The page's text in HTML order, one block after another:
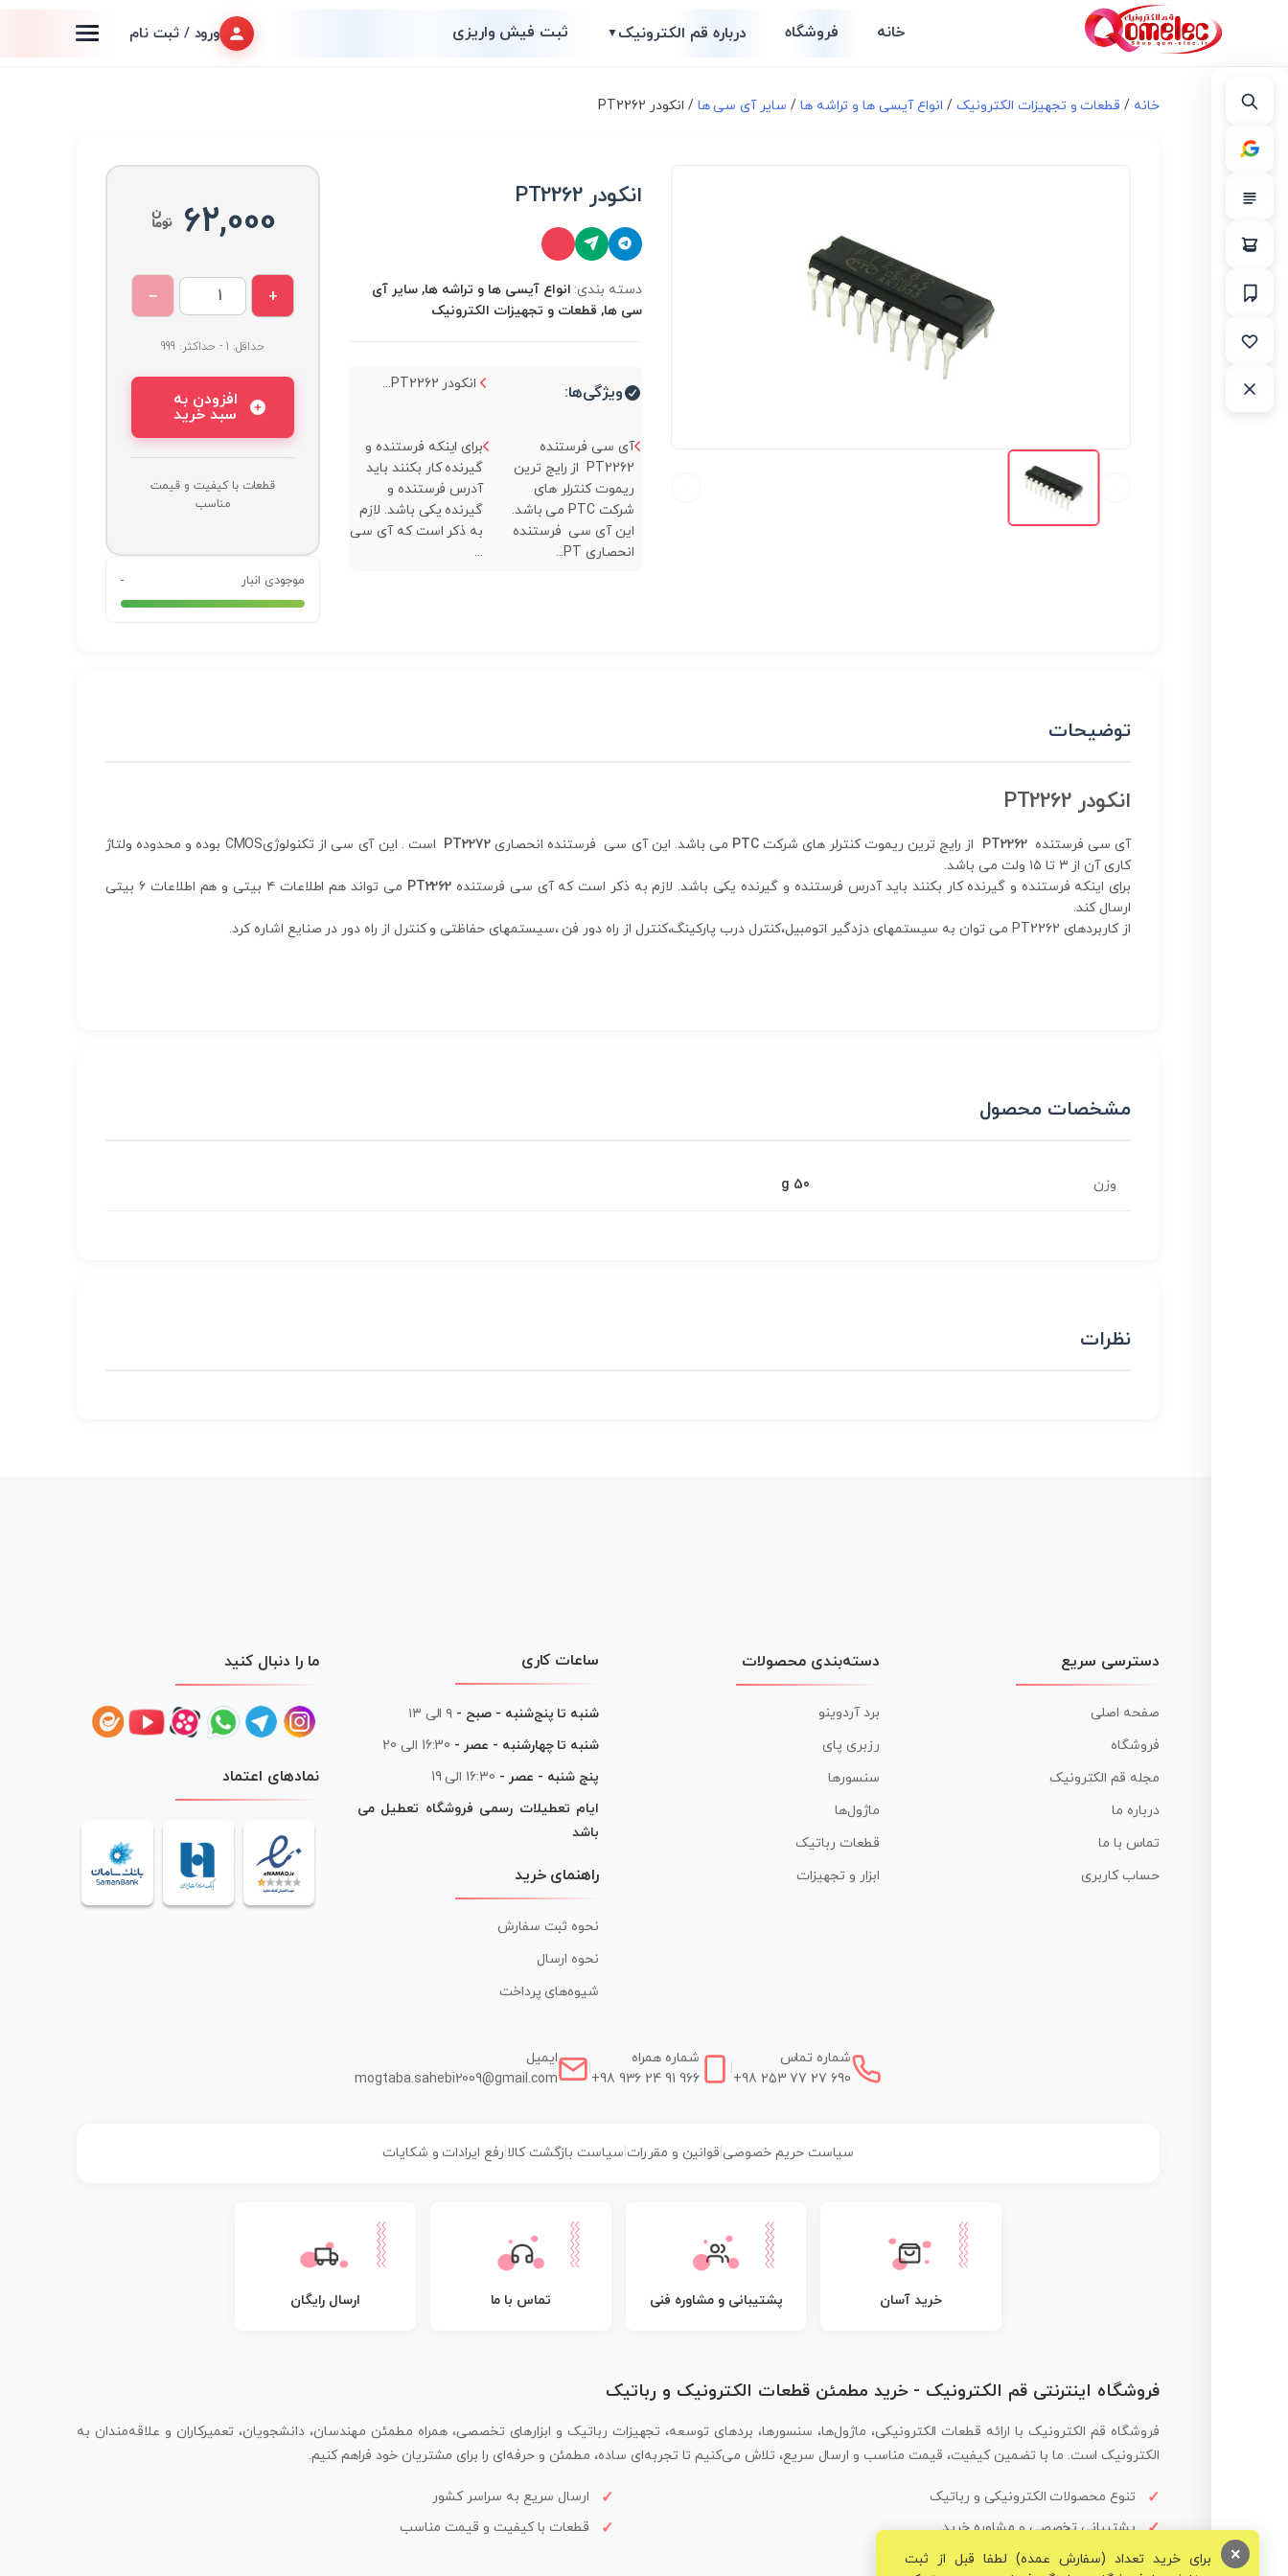
خانه فروشگاه درباره قم الکترونیک▼ ثبت فیش واریزی ورود / ثبت نام
خانه / قطعات و تجهیزات الکترونیک / انواع آیسی ها و تراشه ها / سایر آی سی ها / انکودر PT2262
انکودر PT2262
دسته بندی: انواع آیسی ها و تراشه ها, سایر آی
سی ها, قطعات و تجهیزات الکترونیک
ویژگی‌ها: انکودر PT2262...
آی سی فرستنده
PT2262 از رایج ترین
ریموت کنترلر های
شرکت PTC می باشد.
این آی سی فرستنده
انحصاری PT...
برای اینکه فرستنده و
گیرنده کار بکنند باید
آدرس فرستنده و
گیرنده یکی باشد. لازم
به ذکر است که آی سی
...
62,000
+
−
حداقل: 1 - حداکثر: 999
افزودن به
سبد خرید
قطعات با کیفیت و قیمت
مناسب
موجودی انبار -
توضیحات
انکودر PT2262
آی سی فرستندهPT2262 از رایج ترین ریموت کنترلر های شرکتPTC می باشد. این آی سی فرستنده انحصاری PT2272
است . این آی سی از تکنولوژیCMOS بوده و محدوده ولتاژ
کاری آن از ۳ تا ۱۵ ولت می باشد.
برای اینکه فرستنده و گیرنده کار بکنند باید آدرس فرستنده و گیرنده یکی باشد. لازم به ذکر است که آی سی فرستنده PT2262
می تواند هم اطلاعات ۴ بیتی و هم اطلاعات ۶ بیتی
ارسال کند.
از کاربردهای PT2262 می توان به سیستمهای دزدگیر اتومبیل،کنترل درب پارکینگ،کنترل از راه دور فن ،سیستمهای حفاظتی و کنترل از راه دور در صنایع اشاره کرد.
مشخصات محصول
وزن 50 g
نظرات
دسترسی سریع
صفحه اصلی
فروشگاه
مجله قم الکترونیک
درباره ما
تماس با ما
حساب کاربری
دسته‌بندی محصولات
برد آردوینو
رزبری پای
سنسورها
ماژول‌ها
قطعات رباتیک
ابزار و تجهیزات
ساعات کاری
شنبه تا پنج‌شنبه - صبح - ۹ الی ۱۳
شنبه تا چهارشنبه - عصر - 16:30 الی 20
پنج شنبه - عصر - 16:30 الی 19
ایام تعطیلات رسمی فروشگاه تعطیل می
باشد
راهنمای خرید
نحوه ثبت سفارش
نحوه ارسال
شیوه‌های پرداخت
ما را دنبال کنید
نمادهای اعتماد
شماره تماس
+98 253 77 27 690
شماره همراه
+98 936 24 91 966
ایمیل
mogtaba.sahebi2009@gmail.com
سیاست حریم خصوصی| قوانین و مقررات سیاست بازگشت کالا رفع ایرادات و شکایات
خرید آسان پشتیبانی و مشاوره فنی تماس با ما ارسال رایگان
فروشگاه اینترنتی قم الکترونیک - خرید مطمئن قطعات الکترونیک و رباتیک
فروشگاه قم الکترونیک با ارائه قطعات الکترونیکی، ماژول‌ها، سنسورها، بردهای توسعه، تجهیزات رباتیک و ابزارهای تخصصی، همراه مطمئن مهندسان، دانشجویان، تعمیرکاران و علاقه‌مندان به
الکترونیک است. ما با تضمین کیفیت، قیمت مناسب و ارسال سریع، تلاش می‌کنیم تا تجربه‌ای ساده، مطمئن و حرفه‌ای را برای مشتریان خود فراهم کنیم.
تنوع محصولات الکترونیکی و رباتیک
ارسال سریع به سراسر کشور
پشتیبانی تخصصی و مشاوره خرید
قطعات با کیفیت و قیمت مناسب
برای خرید تعداد (سفارش عمده) لطفا قبل از ثبت
×